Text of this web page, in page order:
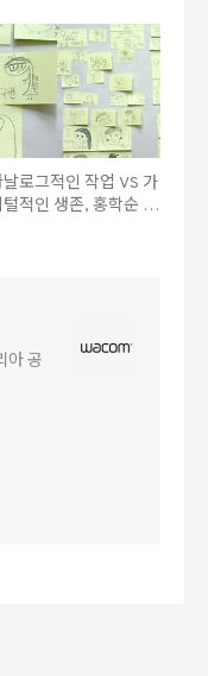
날로그적인 작업 VS 가
털적인 생존, 홍학순 감
아 공